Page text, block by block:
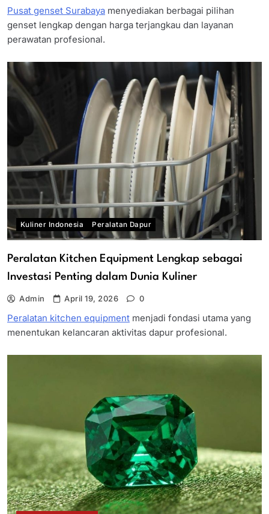
Pusat genset Surabaya menyediakan berbagai pilihan
genset lengkap dengan harga terjangkau dan layanan
perawatan profesional.
Kuliner Indonesia Peralatan Dapur
Peralatan Kitchen Equipment Lengkap sebagai
Investasi Penting dalam Dunia Kuliner
Admin April 19, 2026 0
Peralatan kitchen equipment menjadi fondasi utama yang
menentukan kelancaran aktivitas dapur profesional.